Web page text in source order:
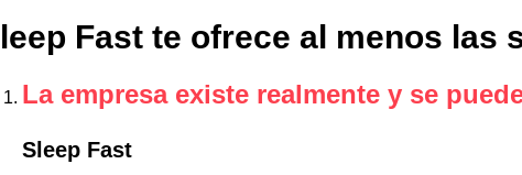
Fast te ofrece al menos las
La empresa existe realmente y se
Sleep Fast